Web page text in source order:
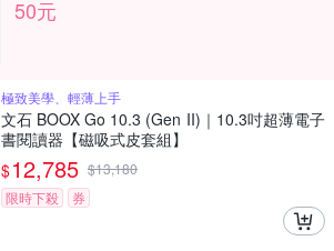
50元
極致美學、輕薄上手
文石 BOOX Go 10.3 (Gen II)｜10.3吋超薄電子
書閱讀器【磁吸式皮套組】
$12,785 $13,180
限時下殺
券